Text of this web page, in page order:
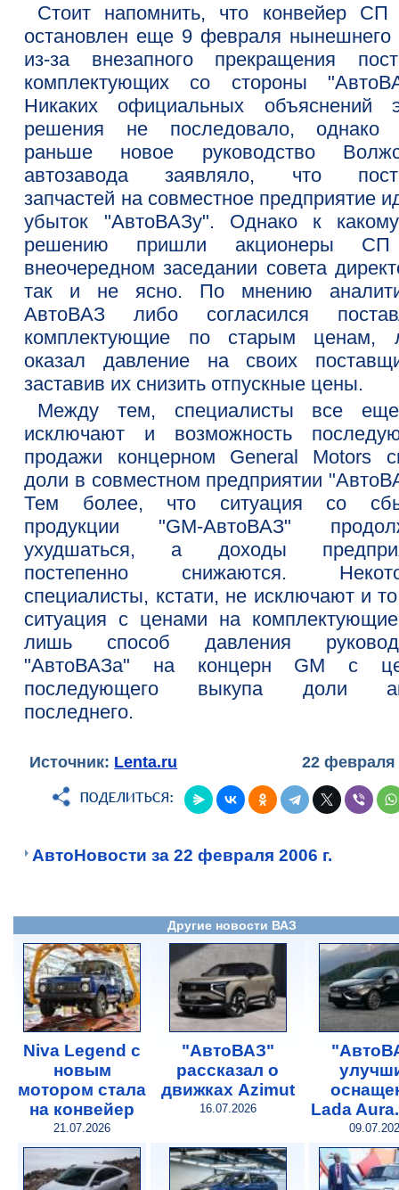
Стоит напомнить, что конвейер
остановлен еще 9 февраля нынешнего
из-за внезапного прекращения
комплектующих со стороны
Никаких официальных объяснений
решения не последовало, однако
раньше новое руководство
автозавода заявляло, что
запчастей на совместное предприятие
убыток "АвтоВАЗу". Однако к
решению пришли акционеры
внеочередном заседании совета
так и не ясно. По мнению
АвтоВАЗ либо согласился
комплектующие по старым ценам,
оказал давление на своих
заставив их снизить отпускные цены.
Между тем, специалисты все
исключают и возможность
продажи концерном General Motors
доли в совместном предприятии
Тем более, что ситуация со
продукции "GM-АвтоВАЗ"
ухудшаться, а доходы
постепенно снижаются.
специалисты, кстати, не исключают и
ситуация с ценами на
лишь способ давления
"АвтоВАЗа" на концерн GM с
последующего выкупа доли
последнего.
Источник: Lenta.ru 22 февраля
АвтоНовости за 22 февраля 2006 г.
Другие новости ВАЗ
Niva Legend с
новым
мотором стала
на конвейер
21.07.2026
"АвтоВАЗ"
рассказал о
движках Azimut
16.07.2026
Lada